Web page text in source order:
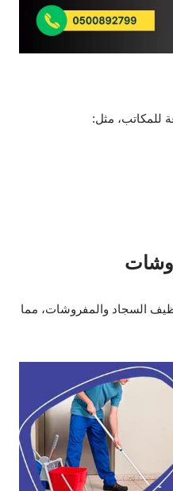
للمكاتب، مثل:
السجاد والمفروشات، مما